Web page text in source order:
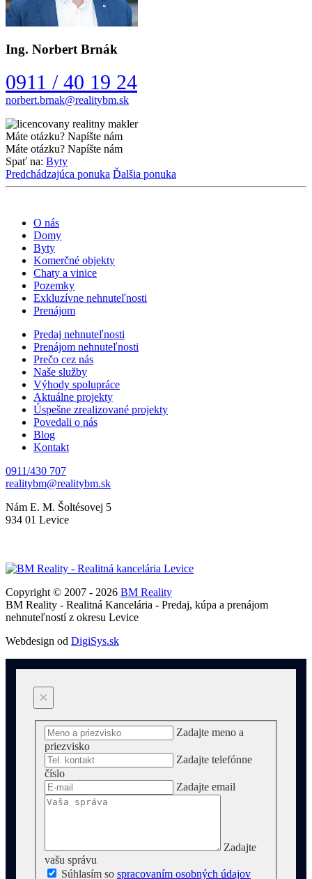
Ing. Norbert Brnák
0911 / 40 19 24
Máte otázku? Napíšte nám
Máte otázku? Napíšte nám
Spať na: Byty
Predchádzajúca ponuka Ďalšia ponuka
O nás
Domy
Byty
Komerčné objekty
Chaty a vinice
Pozemky
Exkluzívne nehnuteľnosti
Prenájom
Predaj nehnuteľnosti
Prenájom nehnuteľnosti
Prečo cez nás
Naše služby
Výhody spolupráce
Aktuálne projekty
Úspešne zrealizované projekty
Povedali o nás
Blog
Kontakt
0911/430 707
Nám E. M. Šoltésovej 5
934 01 Levice
Copyright © 2007 - 2026 BM Reality
BM Reality - Realitná Kancelária - Predaj, kúpa a prenájom
nehnuteľností z okresu Levice
Webdesign od DigiSys.sk
×
Zadajte meno a
priezvisko
Zadajte telefónne
číslo
Zadajte email
Zadajte
vašu správu
Súhlasím so spracovaním osobných údajov